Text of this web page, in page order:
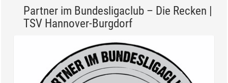
Partner im Bundesligaclub – Die Recken |
TSV Hannover-Burgdorf